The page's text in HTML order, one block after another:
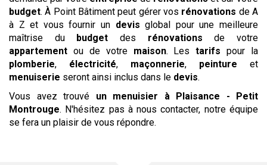
budget. À Point Bâtiment peut gérer vos rénovations de A
à Z et vous fournir un devis global pour une meilleure
maîtrise du
budget des rénovations de votre
appartement ou de votre maison. Lestarifs pour la
plomberie, électricité, maçonnerie, peinture et
menuiserie seront ainsi inclus dans le devis.
Vous avez trouvé un menuisier
à Plaisance - Petit
Montrouge. N'hésitez pas à nous contacter, notre équipe
se fera un plaisir de vous répondre.